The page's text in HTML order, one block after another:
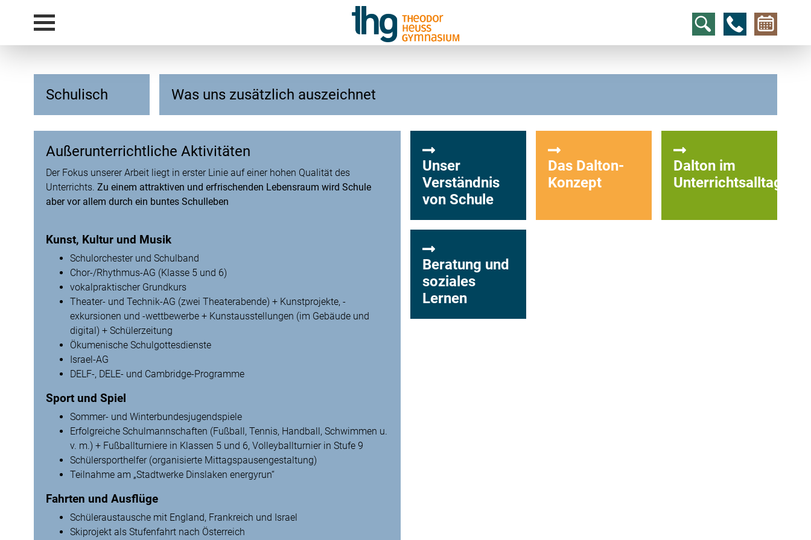
Schulisch Was uns zusätzlich auszeichnet
Außerunterrichtliche Aktivitäten
Der Fokus unserer Arbeit liegt in erster Linie auf einer hohen Qualität des
Unterrichts. Zu einem attraktiven und erfrischenden Lebensraum wird Schule
aber vor allem durch ein buntes Schulleben
Kunst, Kultur und Musik
Schulorchester und Schulband
Chor-/Rhythmus-AG (Klasse 5 und 6)
vokalpraktischer Grundkurs
Theater- und Technik-AG (zwei Theaterabende) + Kunstprojekte, -
exkursionen und -wettbewerbe + Kunstausstellungen (im Gebäude und
digital) + Schülerzeitung
Ökumenische Schulgottesdienste
Israel-AG
DELF-, DELE- und Cambridge-Programme
Sport und Spiel
Sommer- und Winterbundesjugendspiele
Erfolgreiche Schulmannschaften (Fußball, Tennis, Handball, Schwimmen u.
v. m.) + Fußballturniere in Klassen 5 und 6, Volleyballturnier in Stufe 9
Schülersporthelfer (organisierte Mittagspausengestaltung)
Teilnahme am „Stadtwerke Dinslaken energyrun“
Fahrten und Ausflüge
Schüleraustausche mit England, Frankreich und Israel
Skiprojekt als Stufenfahrt nach Österreich
Unser
Verständnis
von Schule
Das Dalton-
Konzept
Dalton im
Unterrichtsalltag
Beratung und
soziales
Lernen